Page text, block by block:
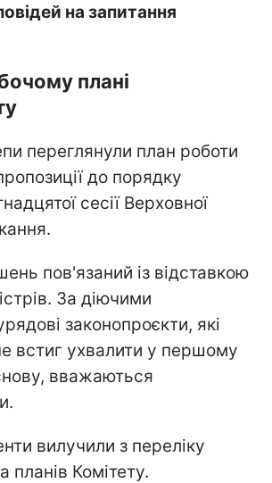
на запитання
плані
переглянули план роботи
до порядку
сесії Верховної
пов'язаний із відставкою
За діючими
законопроєкти, які
встиг ухвалити у першому
вважаються
вилучили з переліку
планів Комітету.